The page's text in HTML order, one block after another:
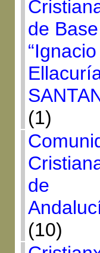
de Base
“Ignacio
(1)
de
(10)